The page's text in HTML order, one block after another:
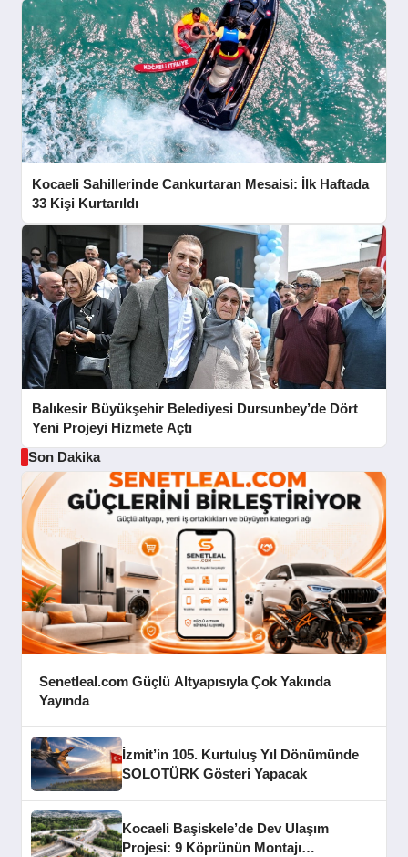
Kocaeli Sahillerinde Cankurtaran Mesaisi: İlk Haftada
33 Kişi Kurtarıldı
Balıkesir Büyükşehir Belediyesi Dursunbey’de Dört
Yeni Projeyi Hizmete Açtı
Son Dakika
Senetleal.com Güçlü Altyapısıyla Çok Yakında
Yayında
İzmit’in 105. Kurtuluş Yıl Dönümünde
SOLOTÜRK Gösteri Yapacak
Kocaeli Başiskele’de Dev Ulaşım
Projesi: 9 Köprünün Montajı